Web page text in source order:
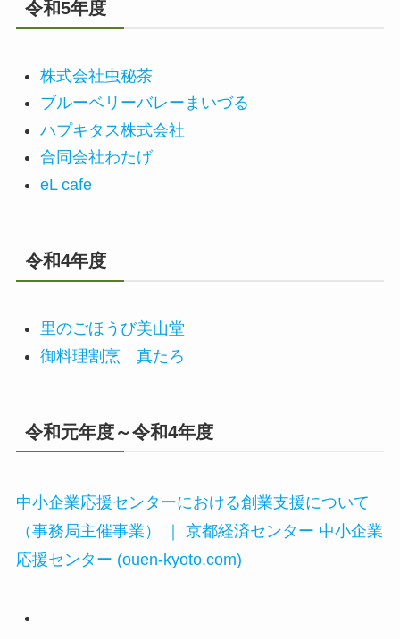
令和5年度
株式会社虫秘茶
ブルーベリーバレーまいづる
ハプキタス株式会社
合同会社わたげ
eL cafe
令和4年度
里のごほうび美山堂
御料理割烹 真たろ
令和元年度～令和4年度
中小企業応援センターにおける創業支援について
（事務局主催事業） ｜ 京都経済センター 中小企業
応援センター (ouen-kyoto.com)